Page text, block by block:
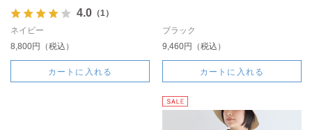
4.0（1）
ネイビー
8,800円（税込）
カートに入れる
ブラック
9,460円（税込）
カートに入れる